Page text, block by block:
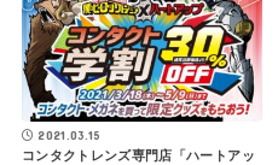
2021.03.15
コンタクトレンズ専門店「ハートアッ